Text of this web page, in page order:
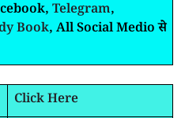
Telegram,
Book, All Social Medio से
Click Here